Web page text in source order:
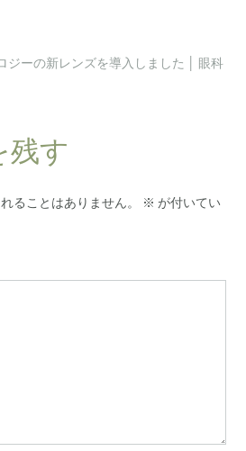
ジーの新レンズを導入しました │ 眼科
残す
ることはありません。 ※ が付いてい